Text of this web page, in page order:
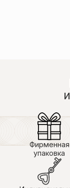
Фирменная
упаковка